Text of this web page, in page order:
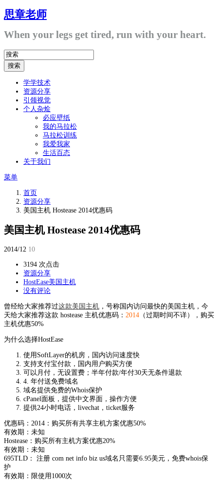
思章老师
When your legs get tired, run with your heart.
学学技术
资源分享
引领视觉
个人杂烩
必应壁纸
我的马拉松
马拉松训练
我爱我家
生活百态
关于我们
菜单
首页
资源分享
美国主机 Hostease 2014优惠码
美国主机 Hostease 2014优惠码
2014/12 10
3194 次点击
资源分享
HostEase美国主机
没有评论
曾经给大家推荐过这款美国主机 ，号称国内访问最快的美国主机，今
天给大家推荐这款 hostease 主机优惠码： 2014 （过期时间不详），购买
主机优惠50%
为什么选择HostEase
使用SoftLayer的机房，国内访问速度快
支持支付宝付款，国内用户购买方便
可以月付，无设置费；半年付款/年付30天无条件退款
4. 年付送免费域名
域名提供免费的Whois保护
cPanel面板，提供中文界面，操作方便
提供24小时电话，livechat，ticket服务
优惠码：2014：购买所有共享主机方案优惠50%
有效期：未知
Hostease：购买所有主机方案优惠20%
有效期：未知
695TLD： 注册 com net info biz us域名只需要6.95美元，免费whois保
护
有效期：限使用1000次